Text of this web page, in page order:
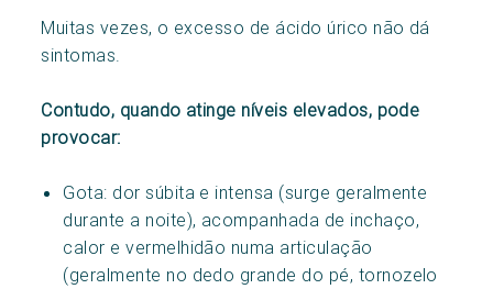
Muitas vezes, o excesso de ácido úrico não dá
sintomas.
Contudo, quando atinge níveis elevados, pode
provocar:
Gota: dor súbita e intensa (surge geralmente
durante a noite), acompanhada de inchaço,
calor e vermelhidão numa articulação
(geralmente no dedo grande do pé, tornozelo